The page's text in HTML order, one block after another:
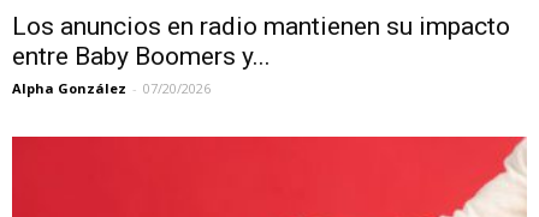
Los anuncios en radio mantienen su impacto
entre Baby Boomers y...
Alpha González - 07/20/2026